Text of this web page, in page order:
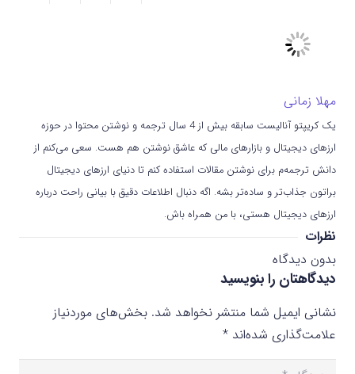
مهلا زمانی
یک کریپتو آنالیست سابقه بیش از 4 سال ترجمه و نوشتن محتوا در حوزه
ارزهای دیجیتال و بازارهای مالی که عاشق نوشتن هم هست. سعی می‌کنم از
دانش ترجمه‌م برای نوشتن مقالات استفاده کنم تا دنیای ارزهای دیجیتال
براتون جذاب‌تر و ساده‌تر بشه. اگه دنبال اطلاعات دقیق با بیانی راحت درباره
ارزهای دیجیتال هستی، با من همراه باش.
نظرات
بدون دیدگاه
دیدگاهتان را بنویسید
نشانی ایمیل شما منتشر نخواهد شد. بخش‌های موردنیاز
علامت‌گذاری شده‌اند *